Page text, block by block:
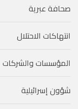
صحافة عبرية
انتهاكات الاحتلال
المؤسسات والشركات
شؤون إسرائيلية